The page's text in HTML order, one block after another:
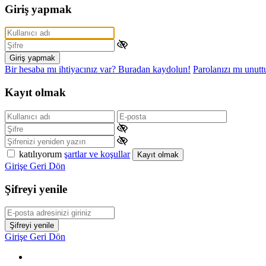
Giriş yapmak
Giriş yapmak
Bir hesaba mı ihtiyacınız var? Buradan kaydolun! Parolanızı mı
Kayıt olmak
katılıyorum şartlar ve koşullar Kayıt olmak
Girişe Geri Dön
Şifreyi yenile
Şifreyi yenile
Girişe Geri Dön